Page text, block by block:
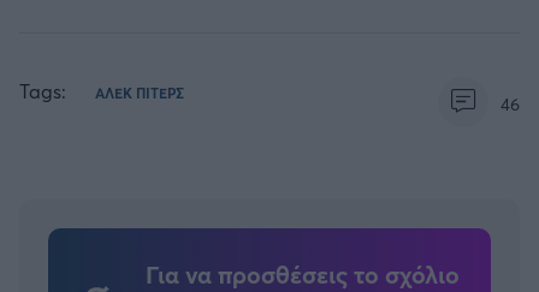
Tags: ΑΛΕΚ ΠΙΤΕΡΣ 46
Για να προσθέσεις το σχόλιο